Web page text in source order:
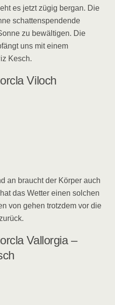
es jetzt zügig bergan. Die
schattenspendende
zu bewältigen. Die
uns mit einem
Kesch.
Viloch
an braucht der Körper auch
das Wetter einen solchen
von gehen trotzdem vor die
Vallorgia –